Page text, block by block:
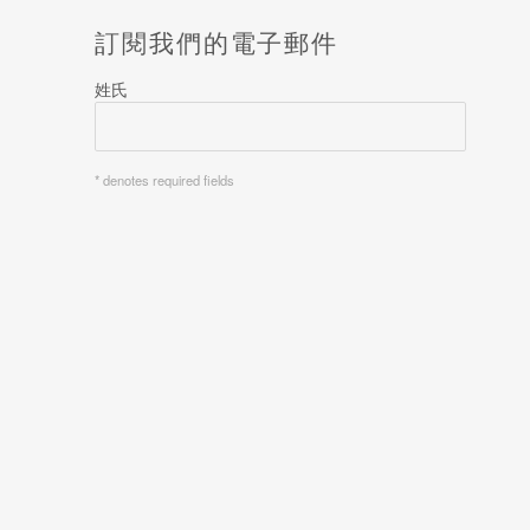
訂閱我們的電子郵件
姓氏
* denotes required fields